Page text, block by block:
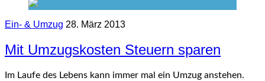
Ein- & Umzug 28. März 2013
Mit Umzugskosten Steuern sparen
Im Laufe des Lebens kann immer mal ein Umzug anstehen.